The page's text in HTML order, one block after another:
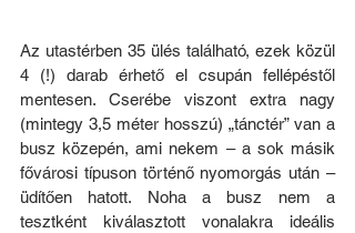
Az utastérben 35 ülés található, ezek közül
4 (!) darab érhető el csupán fellépéstől
mentesen. Cserébe viszont extra nagy
(mintegy 3,5 méter hosszú) „tánctér” van a
busz közepén, ami nekem – a sok másik
fővárosi típuson történő nyomorgás után –
üdítően hatott. Noha a busz nem a
tesztként kiválasztott vonalakra ideális